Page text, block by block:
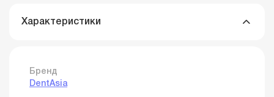
Характеристики
Бренд
DentAsia